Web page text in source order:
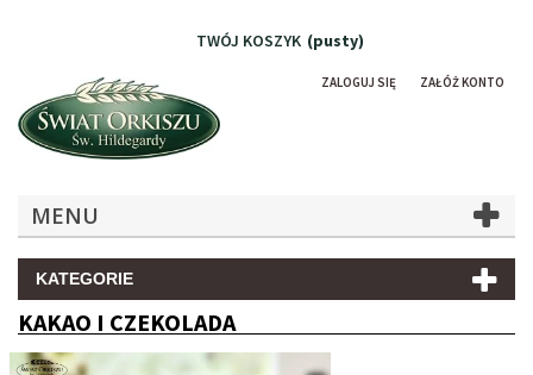
TWÓJ KOSZYK (pusty)
ZALOGUJ SIĘ ZAŁÓŻ KONTO
MENU
KATEGORIE
KAKAO I CZEKOLADA